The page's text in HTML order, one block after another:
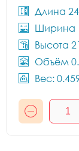
Длина
Ширина
Высота
Объём
Вес: